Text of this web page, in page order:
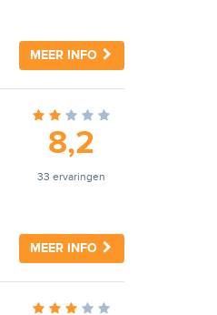
MEER INFO
8,2
33 ervaringen
MEER INFO